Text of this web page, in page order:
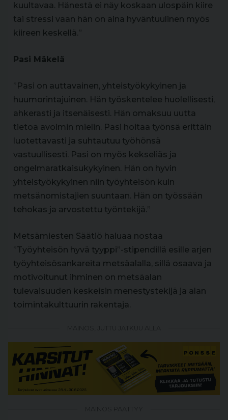
kuultavaa. Hänestä ei näy koskaan ulospäin kiire
tai stressi vaan hän on aina hyväntuulinen myös
kiireen keskellä.”
Pasi Mäkelä
”Pasi on auttavainen, yhteistyökykyinen ja
huumorintajuinen. Hän työskentelee huolellisesti,
ahkerasti ja itsenäisesti. Hän omaksuu uutta
tietoa avoimin mielin. Pasi hoitaa työnsä erittäin
luotettavasti ja suhtautuu työhönsä
vastuullisesti. Pasi on myös kekseliäs ja
ongelmaratkaisukykyinen. Hän on hyvin
yhteistyökykyinen niin työyhteisön kuin
metsänomistajien suuntaan. Hän on työssään
tehokas ja arvostettu työntekijä.”
Metsämiesten Säätiö haluaa nostaa
”Työyhteisön hyvä tyyppi”-stipendillä esille arjen
työyhteisösankareita metsäalalla, sillä osaava ja
motivoitunut ihminen on metsäalan
tulevaisuuden keskeisin menestystekijä ja alan
toimintakulttuurin rakentaja.